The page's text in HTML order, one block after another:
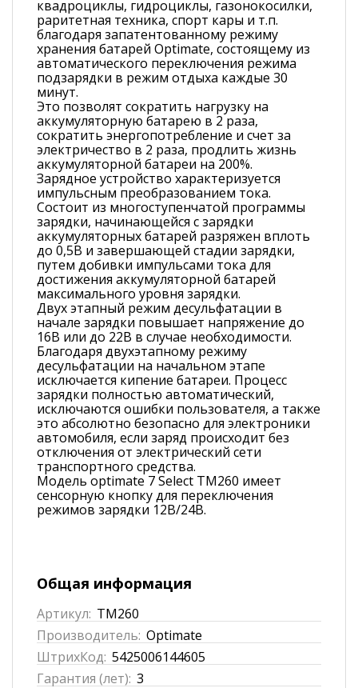
квадроциклы, гидроциклы, газонокосилки,
раритетная техника, спорт кары и т.п.
благодаря запатентованному режиму
хранения батарей Optimate, состоящему из
автоматического переключения режима
подзарядки в режим отдыха каждые 30
минут.
Это позволят сократить нагрузку на
аккумуляторную батарею в 2 раза,
сократить энергопотребление и счет за
электричество в 2 раза, продлить жизнь
аккумуляторной батареи на 200%.
Зарядное устройство характеризуется
импульсным преобразованием тока.
Состоит из многоступенчатой программы
зарядки, начинающейся с зарядки
аккумуляторных батарей разряжен вплоть
до 0,5В и завершающей стадии зарядки,
путем добивки импульсами тока для
достижения аккумуляторной батарей
максимального уровня зарядки.
Двух этапный режим десульфатации в
начале зарядки повышает напряжение до
16В или до 22В в случае необходимости.
Благодаря двухэтапному режиму
десульфатации на начальном этапе
исключается кипение батареи. Процесс
зарядки полностью автоматический,
исключаются ошибки пользователя, а также
это абсолютно безопасно для электроники
автомобиля, если заряд происходит без
отключения от электрический сети
транспортного средства.
Модель optimate 7 Select TM260 имеет
сенсорную кнопку для переключения
режимов зарядки 12В/24В.
Общая информация
Артикул: TM260
Производитель: Optimate
ШтрихКод: 5425006144605
Гарантия (лет): 3